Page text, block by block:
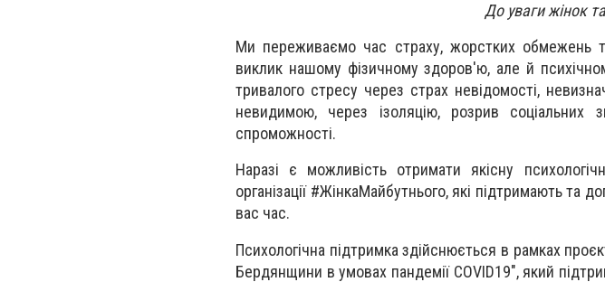
До уваги жінок
Ми переживаємо час страху, жорстких обмежень
виклик нашому фізичному здоров'ю, але й
тривалого стресу через страх невідомості,
невидимою, через ізоляцію, розрив соціальних
спроможності.
Наразі є можливість отримати якісну
організації #ЖінкаМайбутнього, які підтримають
вас час.
Психологічна підтримка здійснюється в рамках
Бердянщини в умовах пандемії COVID19", який